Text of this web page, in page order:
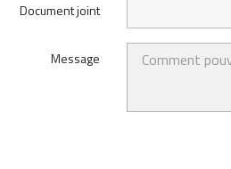
Document joint
Message